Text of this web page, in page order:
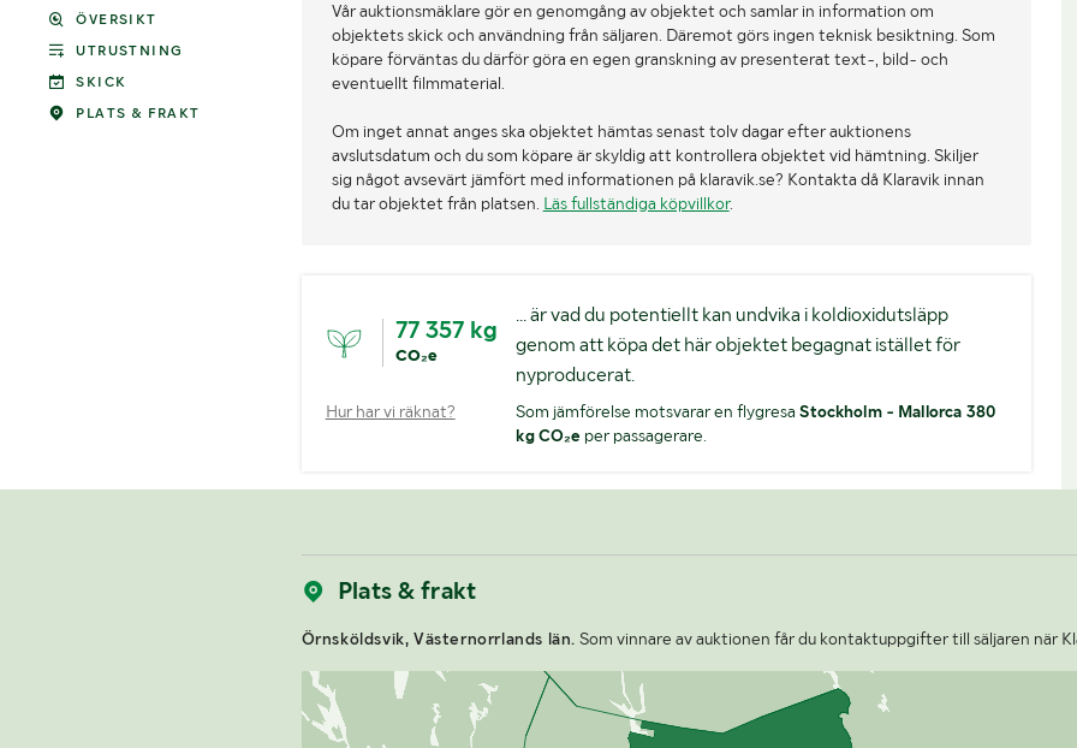
ÖVERSIKT
UTRUSTNING
SKICK
PLATS & FRAKT
Vår auktionsmäklare gör en genomgång av objektet och samlar in information om
objektets skick och användning från säljaren. Däremot görs ingen teknisk besiktning. Som
köpare förväntas du därför göra en egen granskning av presenterat text-, bild- och
eventuellt filmmaterial.
Om inget annat anges ska objektet hämtas senast tolv dagar efter auktionens
avslutsdatum och du som köpare är skyldig att kontrollera objektet vid hämtning. Skiljer
sig något avsevärt jämfört med informationen på klaravik.se? Kontakta då Klaravik innan
du tar objektet från platsen. Läs fullständiga köpvillkor.
77 357 kg
CO₂e
Hur har vi räknat?
... är vad du potentiellt kan undvika i koldioxidutsläpp
genom att köpa det här objektet begagnat istället för
nyproducerat.
Som jämförelse motsvarar en flygresaStockholm - Mallorca 380
kg CO₂e per passagerare.
Plats & frakt
Örnsköldsvik, Västernorrlands län. Som vinnare av auktionen får du kontaktuppgifter till säljaren när